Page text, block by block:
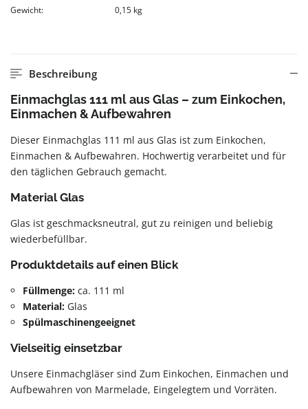
Gewicht:
0,15 kg
Beschreibung
Einmachglas 111 ml aus Glas – zum Einkochen,
Einmachen & Aufbewahren
Dieser Einmachglas 111 ml aus Glas ist zum Einkochen,
Einmachen & Aufbewahren. Hochwertig verarbeitet und für
den täglichen Gebrauch gemacht.
Material Glas
Glas ist geschmacksneutral, gut zu reinigen und beliebig
wiederbefüllbar.
Produktdetails auf einen Blick
Füllmenge: ca. 111 ml
Material: Glas
Spülmaschinengeeignet
Vielseitig einsetzbar
Unsere Einmachgläser sind Zum Einkochen, Einmachen und
Aufbewahren von Marmelade, Eingelegtem und Vorräten.